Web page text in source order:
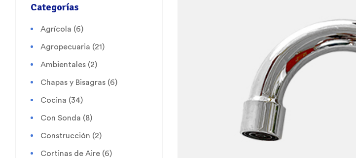
Categorías
Agrícola (6)
Agropecuaria (21)
Ambientales (2)
Chapas y Bisagras (6)
Cocina (34)
Con Sonda (8)
Construcción (2)
Cortinas de Aire (6)